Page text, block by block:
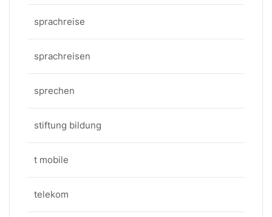
sprachreise
sprachreisen
sprechen
stiftung bildung
t mobile
telekom